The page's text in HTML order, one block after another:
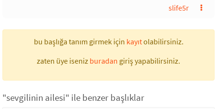
slife5r
bu başlığa tanım girmek için kayıtolabilirsiniz.
zaten üye iseniz buradan giriş yapabilirsiniz.
"sevgilinin ailesi" ile benzer başlıklar